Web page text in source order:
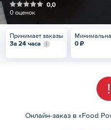
0,0
0 оценок
Принимает заказы
За 24 часа
0 ₽
!
Онлайн-заказ в «Food